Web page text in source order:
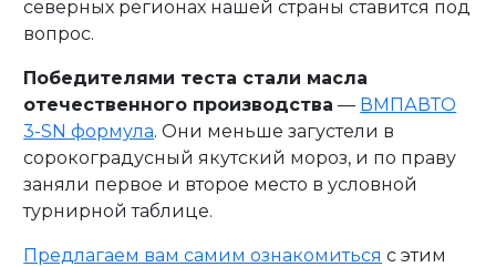
северных регионах нашей страны ставится под
вопрос.
Победителями теста стали масла
отечественного производства — ВМПАВТО
3-SN формула. Они меньше загустели в
сорокоградусный якутский мороз, и по праву
заняли первое и второе место в условной
турнирной таблице.
Предлагаем вам самим ознакомиться с этим